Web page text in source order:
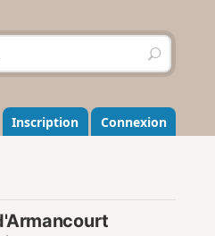
R
e
h
e
r
r
Inscription Connexion